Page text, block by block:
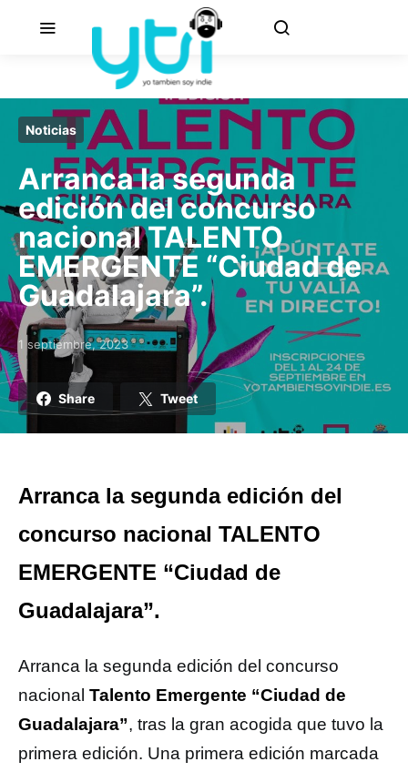
Noticias
Arranca la segunda
edición del concurso
nacional TALENTO
EMERGENTE “Ciudad de
Guadalajara”.
Posted on
1 septiembre, 2023
Share Tweet
Arranca la segunda edición del
concurso nacional TALENTO
EMERGENTE “Ciudad de
Guadalajara”.
Arranca la segunda edición del concurso
nacional Talento Emergente “Ciudad de
Guadalajara”, tras la gran acogida que tuvo la
primera edición. Una primera edición marcada